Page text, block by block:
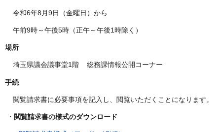
令和6年8月9日（金曜日）から
午前9時～午後5時（正午～午後1時除く）
場所
埼玉県議会議事堂1階 総務課情報公開コーナー
手続
閲覧請求書に必要事項を記入し、閲覧いただくことになります。
・ 閲覧請求書の様式のダウンロード